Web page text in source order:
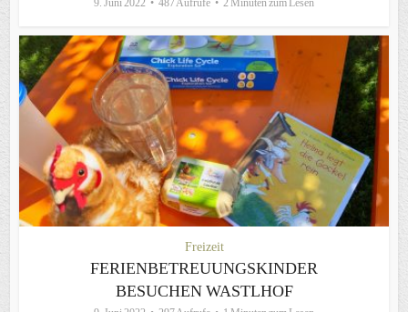
Freizeit
FERIENBETREUUNGSKINDER
BESUCHEN WASTLHOF